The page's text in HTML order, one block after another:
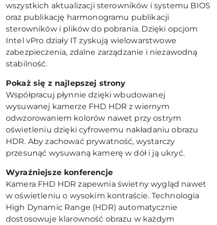
wszystkich aktualizacji sterowników i systemu BIOS
oraz publikację harmonogramu publikacji
sterowników i plików do pobrania. Dzięki opcjom
Intel vPro działy IT zyskują wielowarstwowe
zabezpieczenia, zdalne zarządzanie i niezawodną
stabilność.
Pokaż się z najlepszej strony
Współpracuj płynnie dzięki wbudowanej
wysuwanej kamerze FHD HDR z wiernym
odwzorowaniem kolorów nawet przy ostrym
oświetleniu dzięki cyfrowemu nakładaniu obrazu
HDR. Aby zachować prywatność, wystarczy
przesunąć wysuwaną kamerę w dół i ją ukryć.
Wyraźniejsze konferencje
Kamera FHD HDR zapewnia świetny wygląd nawet
w oświetleniu o wysokim kontraście. Technologia
High Dynamic Range (HDR) automatycznie
dostosowuje klarowność obrazu w każdym